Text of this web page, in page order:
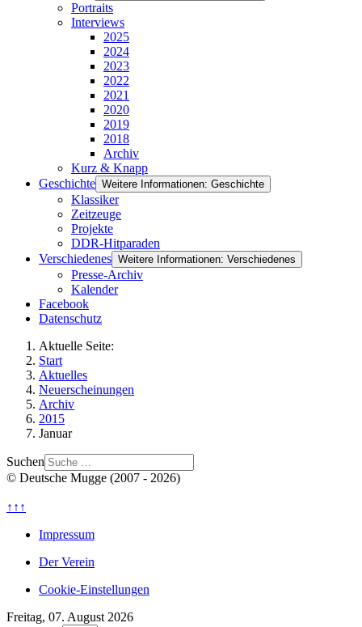
Portraits
Interviews
2025
2024
2023
2022
2021
2020
2019
2018
Archiv
Kurz & Knapp
Geschichte Weitere Informationen: Geschichte
Klassiker
Zeitzeuge
Projekte
DDR-Hitparaden
Verschiedenes Weitere Informationen: Verschiedenes
Presse-Archiv
Kalender
Facebook
Datenschutz
Aktuelle Seite:
Start
Aktuelles
Neuerscheinungen
Archiv
2015
Januar
Suchen
© Deutsche Mugge (2007 - 2026)
↑↑↑
Impressum
Der Verein
Cookie-Einstellungen
Freitag, 07. August 2026